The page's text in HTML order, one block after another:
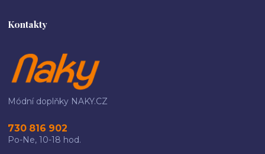
Kontakty
Módní doplňky NAKY.CZ
730 816 902
Po-Ne, 10-18 hod.